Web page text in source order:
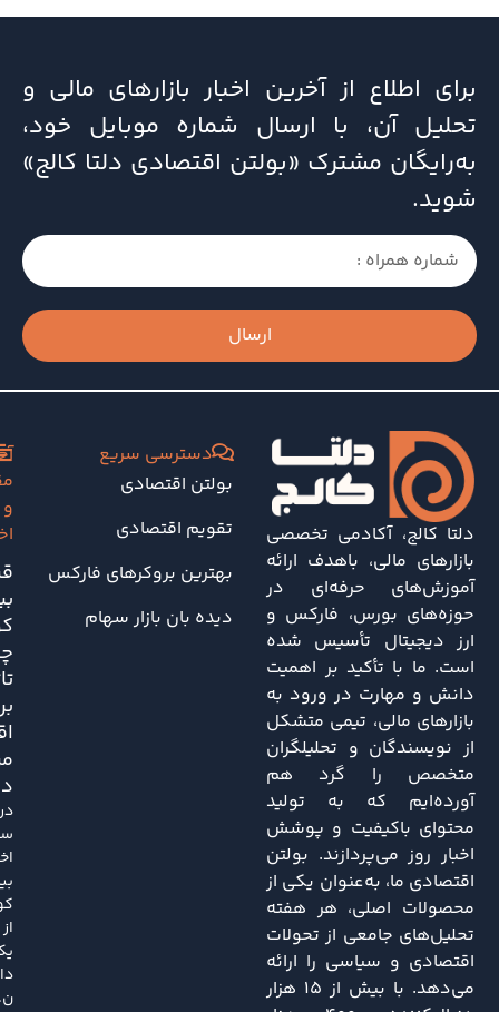
برای اطلاع از آخرین اخبار بازارهای مالی و
تحلیل آن، با ارسال شماره موبایل خود،
به‌رایگان مشترک «بولتن اقتصادی دلتا کالج»
شوید.
ارسال
دلتا کالج، آکادمی تخصصی
بازارهای مالی، باهدف ارائه
آموزش‌های حرفه‌ای در
حوزه‌های بورس، فارکس و
ارز دیجیتال تأسیس شده
است. ما با تأکید بر اهمیت
دانش و مهارت در ورود به
بازارهای مالی، تیمی متشکل
از نویسندگان و تحلیلگران
متخصص را گرد هم
آورده‌ایم که به تولید
محتوای باکیفیت و پوشش
اخبار روز می‌پردازند. بولتن
اقتصادی ما، به‌عنوان یکی از
محصولات اصلی، هر هفته
تحلیل‌های جامعی از تحولات
اقتصادی و سیاسی را ارائه
می‌دهد. با بیش از ۱۵ هزار
دسترسی سریع
بولتن اقتصادی
تقویم اقتصادی
بهترین بروکرهای فارکس
دیده بان بازار سهام
و
بر
در
از